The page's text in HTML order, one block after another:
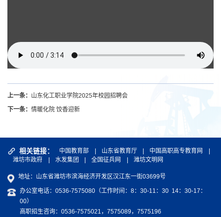
上一条： 山东化工职业学院2025年校园招聘会
下一条： 情暖化院 饺香迎新
相关链接： 中国教育部 山东省教育厅 中国高职高专教育网
潍坊市政府
水发集团 全国征兵网 潍坊文明网
地址：山东省潍坊市滨海经济开发区汉江东一街03699号
办公室电话：0536-7575080（工作时间：8：30-11：30 14：30-17：
00）
高职招生咨询：0536-7575021，7575089，7575196